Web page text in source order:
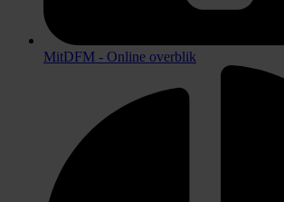
MitDFM - Online overblik